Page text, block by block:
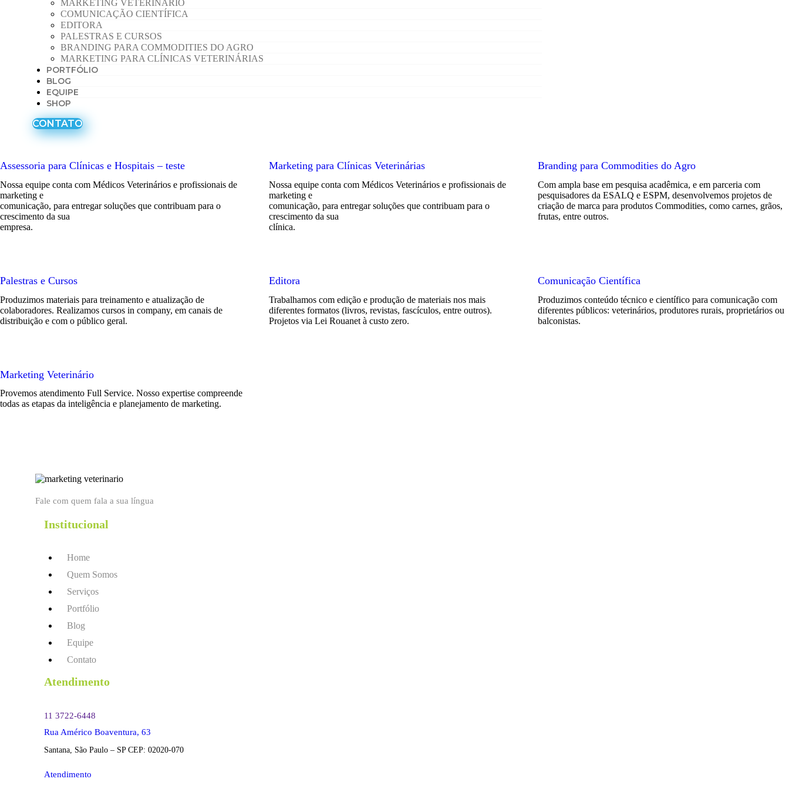
MARKETING VETERINÁRIO
COMUNICAÇÃO CIENTÍFICA
EDITORA
PALESTRAS E CURSOS
BRANDING PARA COMMODITIES DO AGRO
MARKETING PARA CLÍNICAS VETERINÁRIAS
PORTFÓLIO
BLOG
EQUIPE
SHOP
CONTATO
Assessoria para Clínicas e Hospitais – teste
Nossa equipe conta com Médicos Veterinários e profissionais de
marketing e
comunicação, para entregar soluções que contribuam para o
crescimento da sua
empresa.
Marketing para Clínicas Veterinárias
Nossa equipe conta com Médicos Veterinários e profissionais de
marketing e
comunicação, para entregar soluções que contribuam para o
crescimento da sua
clínica.
Branding para Commodities do Agro
Com ampla base em pesquisa acadêmica, e em parceria com
pesquisadores da ESALQ e ESPM, desenvolvemos projetos de
criação de marca para produtos Commodities, como carnes, grãos,
frutas, entre outros.
Palestras e Cursos
Produzimos materiais para treinamento e atualização de
colaboradores. Realizamos cursos in company, em canais de
distribuição e com o público geral.
Editora
Trabalhamos com edição e produção de materiais nos mais
diferentes formatos (livros, revistas, fascículos, entre outros).
Projetos via Lei Rouanet à custo zero.
Comunicação Científica
Produzimos conteúdo técnico e científico para comunicação com
diferentes públicos: veterinários, produtores rurais, proprietários ou
balconistas.
Marketing Veterinário
Provemos atendimento Full Service. Nosso expertise compreende
todas as etapas da inteligência e planejamento de marketing.
Fale com quem fala a sua língua
Institucional
Home
Quem Somos
Serviços
Portfólio
Blog
Equipe
Contato
Atendimento
11 3722-6448
Rua Américo Boaventura, 63
Santana, São Paulo – SP CEP: 02020-070
Atendimento